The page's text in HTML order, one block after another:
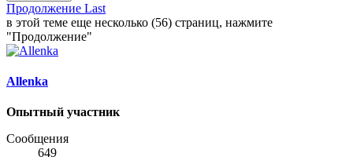
Продолжение Last
в этой теме еще несколько (56) страниц, нажмите
"Продолжение"
Allenka
Опытный участник
Сообщения
649